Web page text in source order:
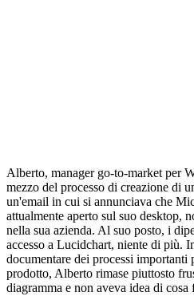
Alberto, manager go-to-market per
mezzo del processo di creazione di
un'email in cui si annunciava che
attualmente aperto sul suo desktop,
nella sua azienda. Al suo posto, i
accesso a Lucidchart, niente di più.
documentare dei processi
prodotto, Alberto rimase piuttosto
diagramma e non aveva idea di